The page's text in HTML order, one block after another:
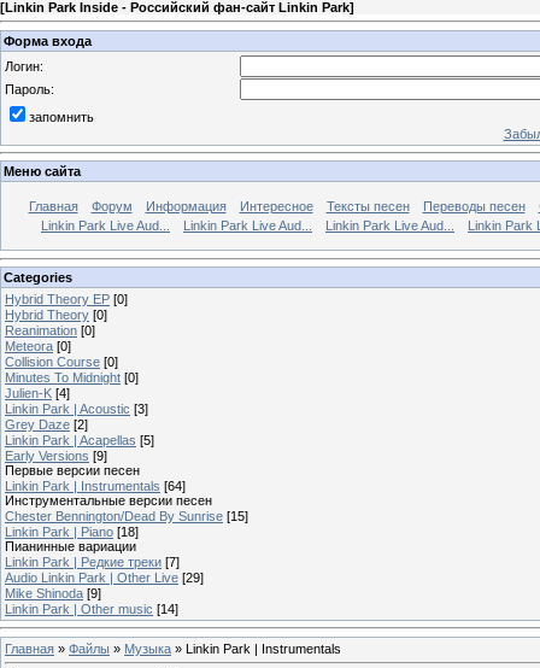
[Linkin Park Inside - Российский фан-сайт Linkin Park]
Форма входа
Логин:
Пароль:
запомнить
Меню сайта
Главная Форум Информация Интересное Тексты песен Переводы песен
Linkin Park Live Aud...
Linkin Park Live Aud... Linkin Park Live Aud... Linkin Park
Categories
Hybrid Theory EP [0]
Hybrid Theory [0]
Reanimation [0]
Meteora [0]
Collision Course [0]
Minutes To Midnight [0]
Julien-K [4]
Linkin Park | Acoustic [3]
Grey Daze [2]
Linkin Park | Acapellas [5]
Early Versions [9]
Первые версии песен
Linkin Park | Instrumentals [64]
Инструментальные версии песен
Chester Bennington/Dead By Sunrise [15]
Linkin Park | Piano [18]
Пианинные вариации
Linkin Park | Редкие треки [7]
Audio Linkin Park | Other Live [29]
Mike Shinoda [9]
Linkin Park | Other music [14]
Главная » Файлы » Музыка » Linkin Park | Instrumentals